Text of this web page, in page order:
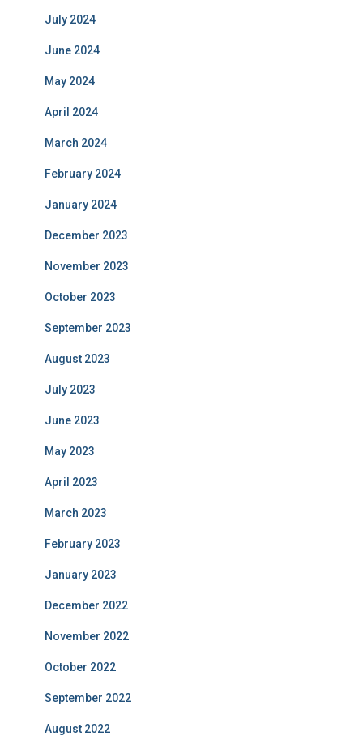
July 2024
June 2024
May 2024
April 2024
March 2024
February 2024
January 2024
December 2023
November 2023
October 2023
September 2023
August 2023
July 2023
June 2023
May 2023
April 2023
March 2023
February 2023
January 2023
December 2022
November 2022
October 2022
September 2022
August 2022